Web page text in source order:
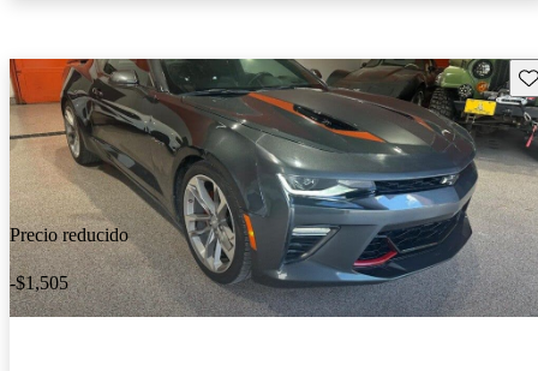
Precio reducido
-$1,505